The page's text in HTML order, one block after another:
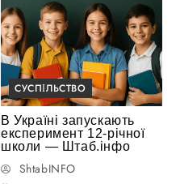
СУСПІЛЬСТВО
В Україні запускають
експеримент 12-річної
школи — Штаб.інфо
ShtabINFO